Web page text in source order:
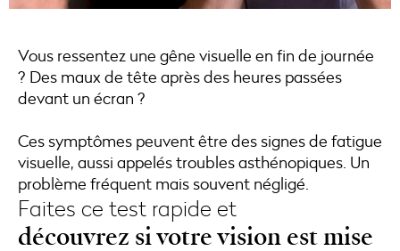
Vous ressentez une gêne visuelle en fin de journée
? Des maux de tête après des heures passées
devant un écran ?
Ces symptômes peuvent être des signes de fatigue
visuelle, aussi appelés troubles asthénopiques. Un
problème fréquent mais souvent négligé.
Faites ce test rapide et
découvrez si votre vision est mise